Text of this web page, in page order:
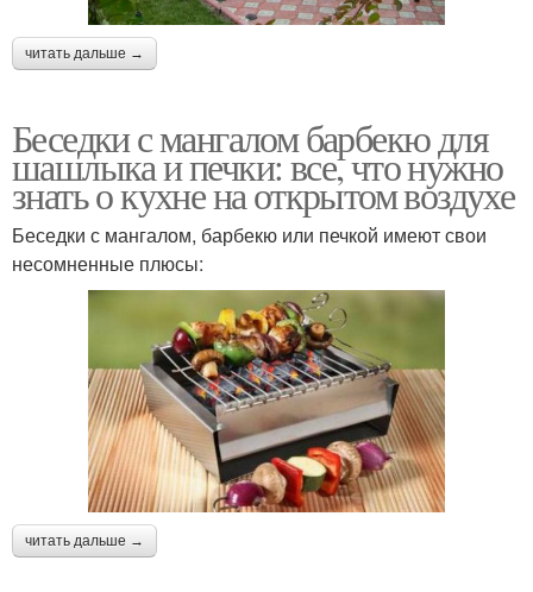
читать дальше →
Беседки с мангалом барбекю для
шашлыка и печки: все, что нужно
знать о кухне на открытом воздухе
Беседки с мангалом, барбекю или печкой имеют свои
несомненные плюсы:
читать дальше →